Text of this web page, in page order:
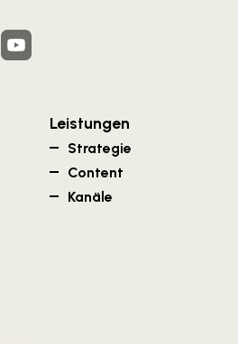
Leistungen
Strategie
Content
Kanäle